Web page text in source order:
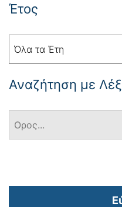
Έτος
Όλα τα Έτη
Αναζήτηση με